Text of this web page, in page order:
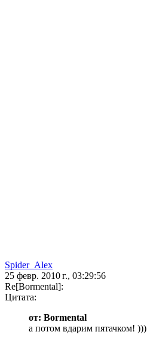
Spider_Alex
25 февр. 2010 г., 03:29:56
Re[Bormental]:
Цитата:
от: Bormental
а потом вдарим пятачком! )))